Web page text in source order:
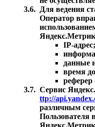
3.6. Для ведения
Оператор
IP-адрес;
данные
время
3.7. Сервис
ttp://
различным
Пользователя